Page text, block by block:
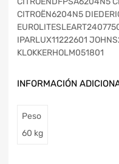
CITROËN6204N5
IPARLUX11222601
KLOKKERHOLM051801
INFORMACIÓN
Peso
60 kg